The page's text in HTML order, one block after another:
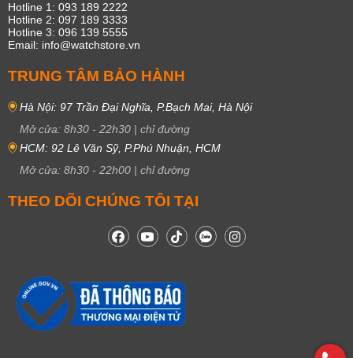
Hotline 1: 093 189 2222
Hotline 2: 097 189 3333
Hotline 3: 096 139 5555
Email: info@watchstore.vn
TRUNG TÂM BẢO HÀNH
Hà Nội: 97 Trần Đại Nghĩa, P.Bạch Mai, Hà Nội
Mở cửa: 8h30 - 22h30 | chỉ đường
HCM: 92 Lê Văn Sỹ, P.Phú Nhuận, HCM
Mở cửa: 8h30 - 22h00 | chỉ đường
THEO DÕI CHÚNG TÔI TẠI